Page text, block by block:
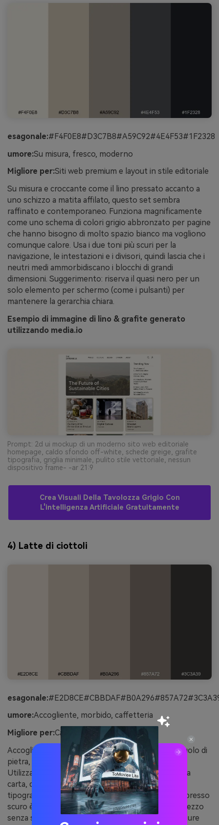
esagonale:#F4F0E8#D3C7B8#A59C92#4E4F53#1F2328
umore:Su misura, fresco, moderno
Migliore per:Siti web premium e layout in stile editoriale
Su misura e croccante come il lino pressato accanto a
uno schizzo a matita affilato, questo set sembra
raffinato e contemporaneo. Funziona magnificamente
come uno schema di colori grigio abbronzato per pagine
che hanno bisogno di molto spazio bianco ma vogliono
comunque calore. Usa i due toni più scuri per la
navigazione, le intestazioni e i divisori, quindi lascia che i
neutri medi ammorbidiscano i blocchi di grandi
dimensioni. Suggerimento: riserva il quasi nero per un
solo elemento per schermo (come i pulsanti) per
mantenere la gerarchia chiara.
Esempio di immagine di lino & grafite generato
utilizzando media.io
Prompt: 2d ui mockup di un moderno sito web editoriale
homepage, caldo sfondo off-white, schede greige, grafite
tipografia, griglia minimale, pulito stile vettoriale, nessun
dispositivo frame- -ar 21:9
Crea Visuali Della Tavolozza Grigio Con
L'intelligenza Artificiale Gratuitamente
4) Latte di ciottoli
esagonale:
umore:Accogliente, morbido, caffetteria
Migliore per:Caffetterie e menu design
Accoglienti e morbidi come un latte su un sottosuolo di
pietra, questi neutri si sentono accessibili e caldi.
Utilizzare le sfumature più chiare per lo sfondo e la
carta, quindi portare i taupes più profondi per la
tipografia e le intestazioni delle sezioni. Il tono espresso
scuro è ideale per i marchi del logo e l'enfasi del prezzo
senza sembrare duro. Suggerimento: aggiungi texture